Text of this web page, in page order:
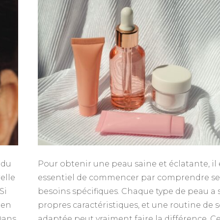
de
soin
adopter
selon
mon
type
de
Pour obtenir une peau saine et éclatante, il
essentiel de commencer par comprendre
besoins spécifiques. Chaque type de peau a
propres caractéristiques, et une routine de